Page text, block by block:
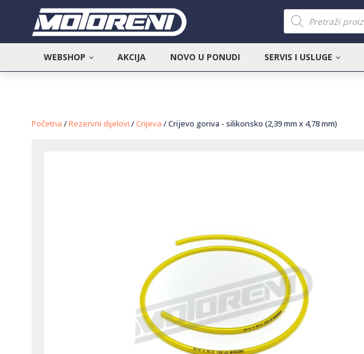
Products
search
WEBSHOP AKCIJA NOVO U PONUDI SERVIS I USLUGE
Početna /Rezervni dijelovi / Crijeva / Crijevo goriva - silikonsko (2,39 mm x 4,78 mm)